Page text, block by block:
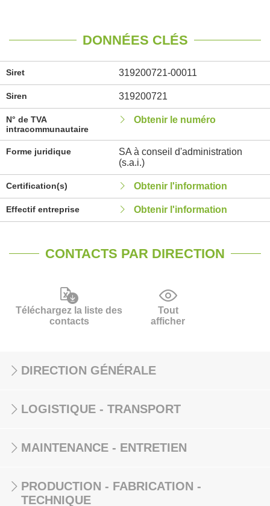
DONNÉES CLÉS
Siret 319200721-00011
Siren 319200721
N° de TVA
intracommunautaire
Obtenir le numéro
Forme juridique
SA à conseil d'administration
(s.a.i.)
Certification(s) Obtenir l'information
Effectif entreprise Obtenir l'information
CONTACTS PAR DIRECTION
Téléchargez la liste des
contacts
Tout
afficher
DIRECTION GÉNÉRALE
LOGISTIQUE - TRANSPORT
MAINTENANCE - ENTRETIEN
PRODUCTION - FABRICATION -
TECHNIQUE